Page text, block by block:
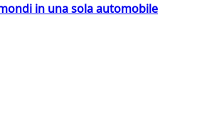
in una sola automobile